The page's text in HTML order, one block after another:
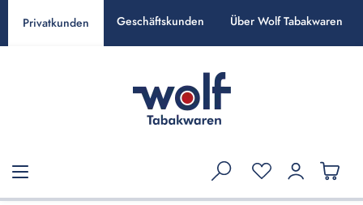
springen
Privatkunden Geschäftskunden Über Wolf Tabakwaren